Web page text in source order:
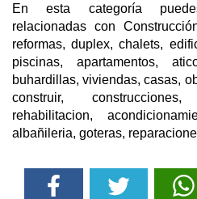
En esta categoría
relacionadas con
reformas, duplex, chalets,
piscinas, apartamentos,
buhardillas, viviendas, casas,
construir,
rehabilitacion,
albañileria, goteras,